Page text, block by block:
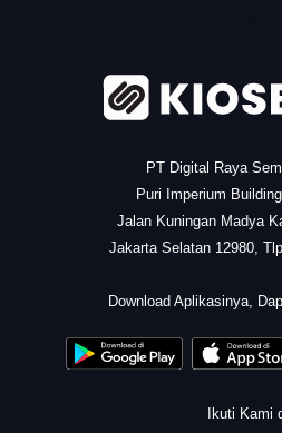
PT Digital Raya
Puri Imperium
Jalan Kuningan Madya
Jakarta Selatan 12980,
Download Aplikasinya,
Ikuti Kami